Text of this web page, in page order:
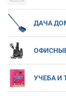
ДАЧА
УЧЕБА И